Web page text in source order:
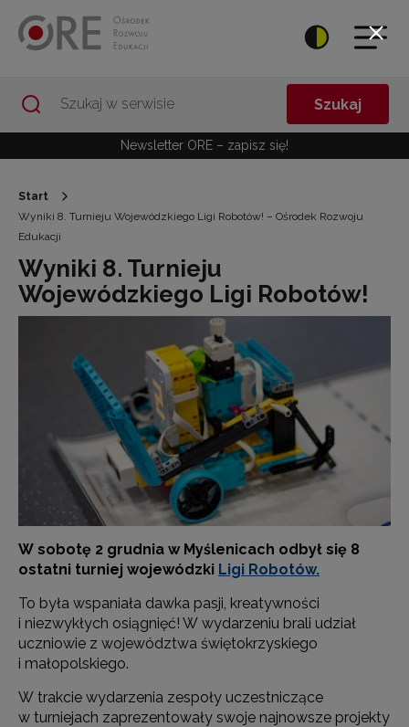
Szukaj
Newsletter ORE – zapisz się!
Start
Wyniki 8. Turnieju Wojewódzkiego Ligi Robotów! – Ośrodek Rozwoju
Edukacji
Wyniki 8. Turnieju
Wojewódzkiego Ligi Robotów!
W sobotę 2 grudnia w Myślenicach odbył się 8
ostatni turniej wojewódzki Ligi Robotów.
To była wspaniała dawka pasji, kreatywności
i niezwykłych osiągnięć! W wydarzeniu brali udział
uczniowie z województwa świętokrzyskiego
i małopolskiego.
W trakcie wydarzenia zespoły uczestniczące
w turniejach zaprezentowały swoje najnowsze projekty